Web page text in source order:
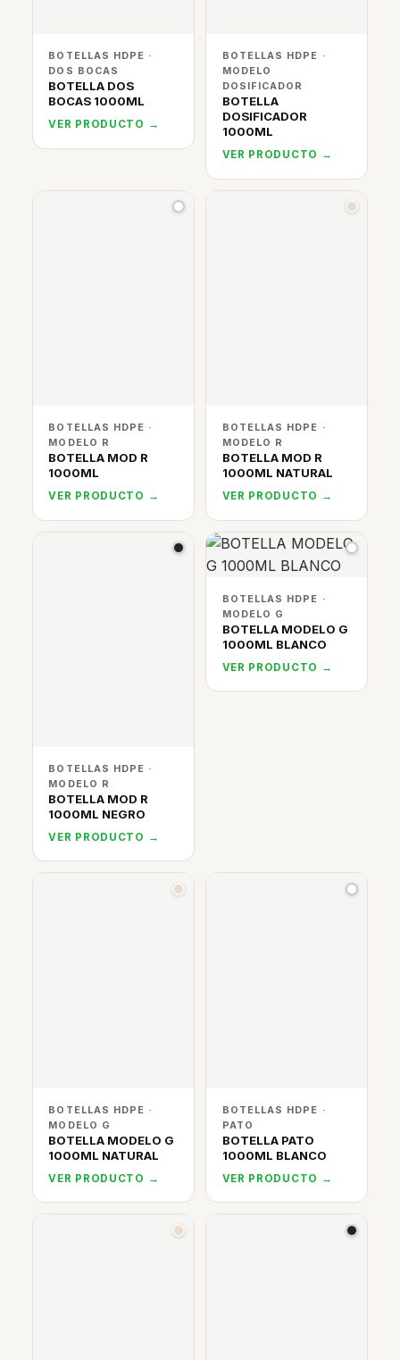
BOTELLAS HDPE ·
DOS BOCAS
BOTELLA DOS
BOCAS 1000ML
VER PRODUCTO →
BOTELLAS HDPE ·
MODELO
DOSIFICADOR
BOTELLA
DOSIFICADOR
1000ML
VER PRODUCTO →
BOTELLAS HDPE ·
MODELO R
BOTELLA MOD R
1000ML
VER PRODUCTO →
BOTELLAS HDPE ·
MODELO R
BOTELLA MOD R
1000ML NATURAL
VER PRODUCTO →
BOTELLAS HDPE ·
MODELO R
BOTELLA MOD R
1000ML NEGRO
VER PRODUCTO →
BOTELLAS HDPE ·
MODELO G
BOTELLA MODELO G
1000ML BLANCO
VER PRODUCTO →
BOTELLAS HDPE ·
MODELO G
BOTELLA MODELO G
1000ML NATURAL
VER PRODUCTO →
BOTELLAS HDPE ·
PATO
BOTELLA PATO
1000ML BLANCO
VER PRODUCTO →